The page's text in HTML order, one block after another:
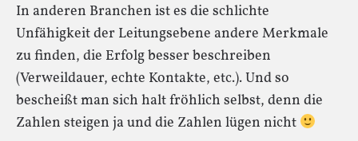
In anderen Branchen ist es die schlichte
Unfähigkeit der Leitungsebene andere Merkmale
zu finden, die Erfolg besser beschreiben
(Verweildauer, echte Kontakte, etc.). Und so
bescheißt man sich halt fröhlich selbst, denn die
Zahlen steigen ja und die Zahlen lügen nicht